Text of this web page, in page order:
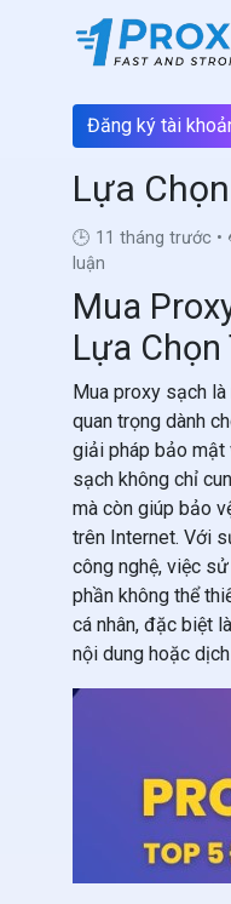
Đăng ký tài
Mua
Lựa
🕒 11 tháng trước •
luận
Mua
Lựa
Mua proxy sạch
quan trọng dành
giải pháp bảo mật
sạch không chỉ
mà còn giúp bảo
trên Internet. Với
công nghệ, việc
phần không thể
cá nhân, đặc biệt
nội dung hoặc